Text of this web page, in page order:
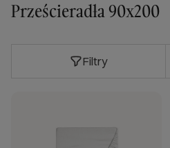
Prześcieradła 90x200
Filtry